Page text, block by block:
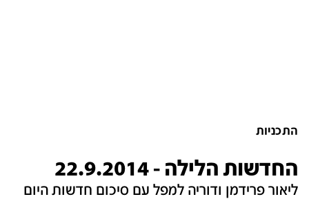
התכניות
החדשות הלילה - 22.9.2014
ליאור פרידמן ודוריה למפל עם סיכום חדשות היום